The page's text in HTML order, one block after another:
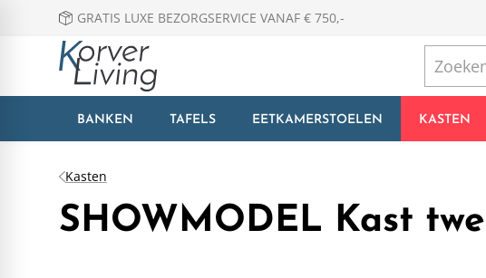
GRATIS LUXE BEZORGSERVICE VANAF € 750,-
BANKEN TAFELS EETKAMERSTOELEN KASTEN
Kasten
SHOWMODEL Kast